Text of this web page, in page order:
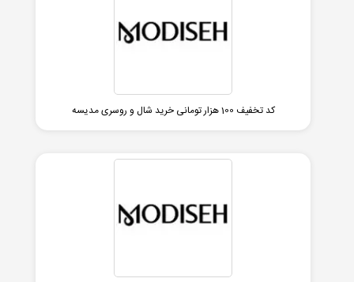
کد تخفیف 100 هزار تومانی خرید شال و روسری مدیسه